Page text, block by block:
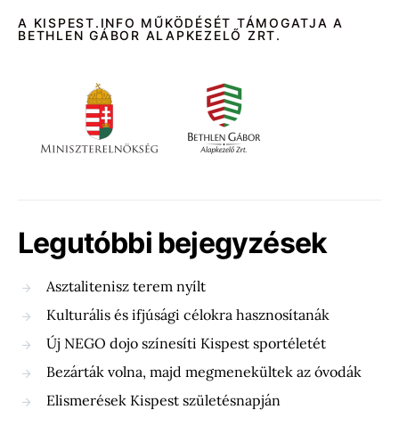
A KISPEST.INFO MŰKÖDÉSÉT TÁMOGATJA A
BETHLEN GÁBOR ALAPKEZELŐ ZRT.
Legutóbbi bejegyzések
Asztalitenisz terem nyílt
Kulturális és ifjúsági célokra hasznosítanák
Új NEGO dojo színesíti Kispest sportéletét
Bezárták volna, majd megmenekültek az óvodák
Elismerések Kispest születésnapján